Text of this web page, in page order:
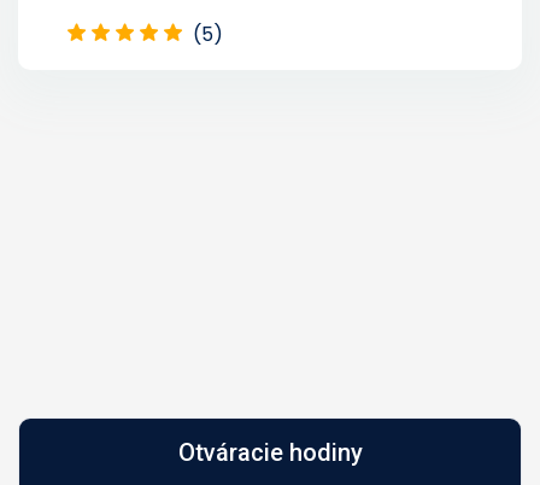
(5)
Otváracie hodiny